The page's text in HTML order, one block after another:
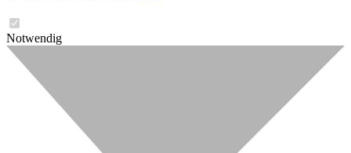
Notwendig